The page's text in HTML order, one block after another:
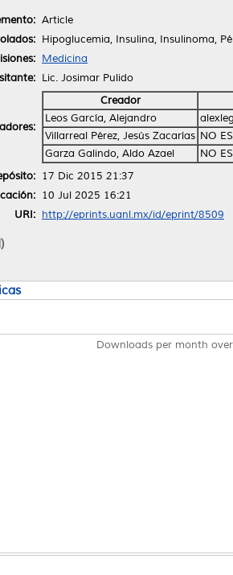
Article
Hipoglucemia, Insulina, Insulinoma,
Medicina
Lic. Josimar Pulido
Creador
Leos García, Alejandro
Villarreal Pérez, Jesús Zacarías NO
Garza Galindo, Aldo Azael
NO
17 Dic 2015 21:37
10 Jul 2025 16:21
URI: http://eprints.uanl.mx/id/eprint/8509
Downloads per month